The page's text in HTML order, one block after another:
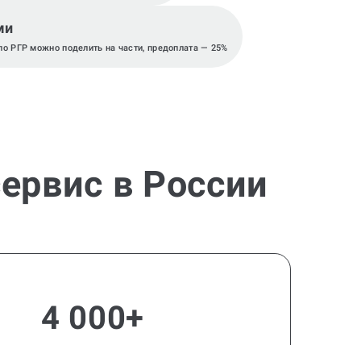
РГР можно поделить на части, предоплата — 25%
в России
4 000+